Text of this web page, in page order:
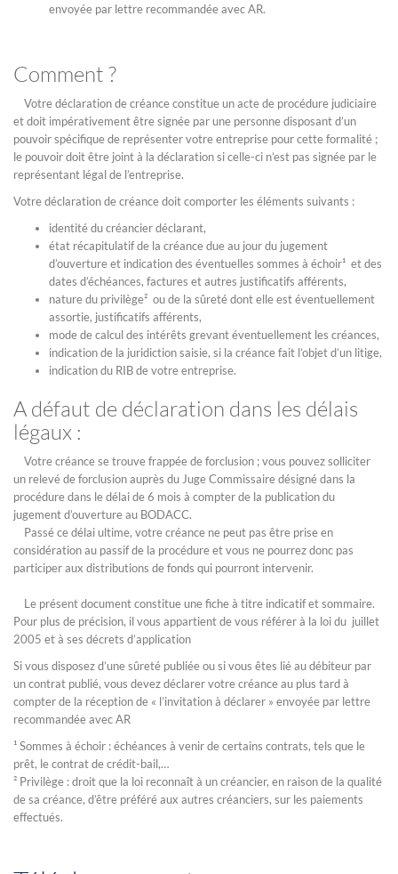
envoyée par lettre recommandée avec AR.
Comment ?
Votre déclaration de créance constitue un acte de procédure judiciaire
et doit impérativement être signée par une personne disposant d’un
pouvoir spécifique de représenter votre entreprise pour cette formalité ;
le pouvoir doit être joint à la déclaration si celle-ci n’est pas signée par le
représentant légal de l’entreprise.
Votre déclaration de créance doit comporter les éléments suivants :
identité du créancier déclarant,
état récapitulatif de la créance due au jour du jugement
d’ouverture et indication des éventuelles sommes à échoir¹ et des
dates d’échéances, factures et autres justificatifs afférents,
nature du privilège² ou de la sûreté dont elle est éventuellement
assortie, justificatifs afférents,
mode de calcul des intérêts grevant éventuellement les créances,
indication de la juridiction saisie, si la créance fait l’objet d’un litige,
indication du RIB de votre entreprise.
A défaut de déclaration dans les délais
légaux :
Votre créance se trouve frappée de forclusion ; vous pouvez solliciter
un relevé de forclusion auprès du Juge Commissaire désigné dans la
procédure dans le délai de 6 mois à compter de la publication du
jugement d’ouverture au BODACC.
Passé ce délai ultime, votre créance ne peut pas être prise en
considération au passif de la procédure et vous ne pourrez donc pas
participer aux distributions de fonds qui pourront intervenir.
Le présent document constitue une fiche à titre indicatif et sommaire.
Pour plus de précision, il vous appartient de vous référer à la loi du juillet
2005 et à ses décrets d’application
Si vous disposez d’une sûreté publiée ou si vous êtes lié au débiteur par
un contrat publié, vous devez déclarer votre créance au plus tard à
compter de la réception de « l’invitation à déclarer » envoyée par lettre
recommandée avec AR
¹ Sommes à échoir : échéances à venir de certains contrats, tels que le
prêt, le contrat de crédit-bail,…
² Privilège : droit que la loi reconnaît à un créancier, en raison de la qualité
de sa créance, d’être préféré aux autres créanciers, sur les paiements
effectués.